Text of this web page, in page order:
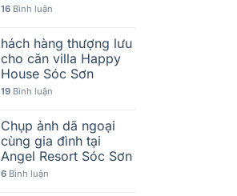
16Bình luận
hách hàng thượng lưu
cho căn villa Happy
House Sóc Sơn
19Bình luận
Chụp ảnh dã ngoại
cùng gia đình tại
Angel Resort Sóc Sơn
6Bình luận